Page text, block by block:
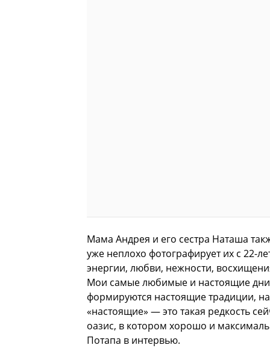
Мама Андрея и его сестра Наташа
уже неплохо фотографирует их с 22-
энергии, любви, нежности,
Мои самые любимые и настоящие
формируются настоящие традиции,
«настоящие» — это такая редкость
оазис, в котором хорошо и
Потапа в интервью.